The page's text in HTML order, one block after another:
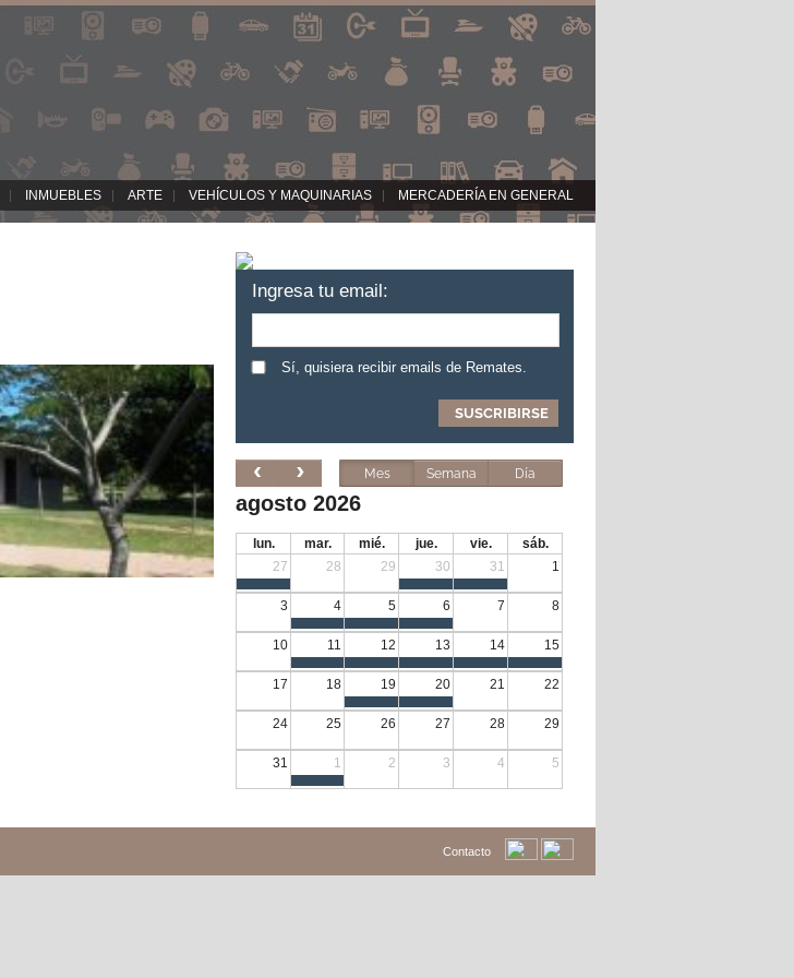
INMUEBLES ARTE VEHÍCULOS Y MAQUINARIAS MERCADERÍA EN GENERAL
Ingresa tu email:
Sí, quisiera recibir emails de Remates.
Mes Semana Día
agosto 2026
lun. mar. mié. jue. vie.
sáb.
27
28 29 30 31 1
3 4 5 6 7 8
10 11 12 13 14 15
17 18 19 20 21 22
24 25 26 27 28 29
31 1 2 3 4 5
Contacto